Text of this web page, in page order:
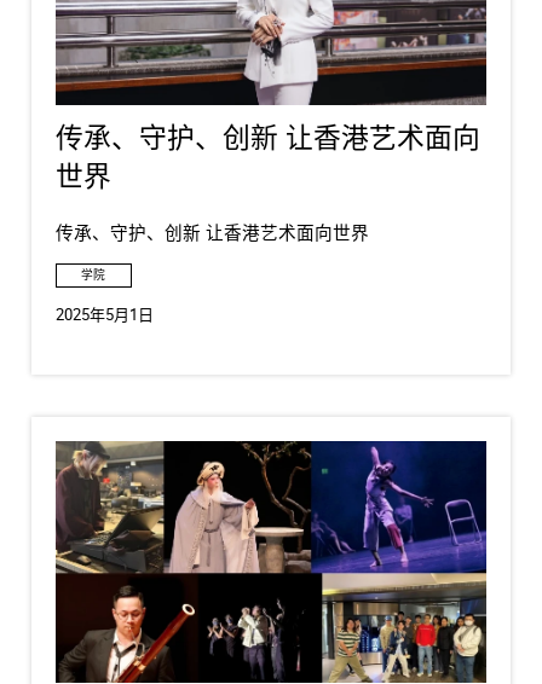
传承、守护、创新 让香港艺术面向
世界
传承、守护、创新 让香港艺术面向世界
学院
2025年5月1日